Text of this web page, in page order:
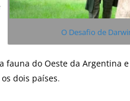
O Desafio de
fauna do Oeste da Argentina
dois países.